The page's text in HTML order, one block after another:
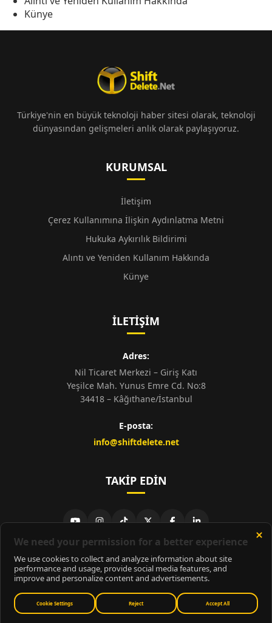
Künye
Türkiye'nin en büyük teknoloji haber sitesi olarak, teknoloji
dünyasından gelişmeleri anlık olarak paylaşıyoruz.
KURUMSAL
İletişim
Çerez Kullanımına İlişkin Aydınlatma Metni
Hukuka Aykırılık Bildirimi
Alıntı ve Yeniden Kullanım Hakkında
Künye
İLETIŞIM
Adres:
Nil Ticaret Merkezi – Giriş Katı
Yeşilce Mah. Yunus Emre Cd. No:8
34418 – Kâğıthane/İstanbul
E-posta:
info@shiftdelete.net
TAKIP EDIN
© 2026ShiftDelete.Net- Tüm hakları saklıdır.
ShiftDelete.Net, İnternet Medyası ve Bilişim Muhabirleri Derneği
üyesidir.